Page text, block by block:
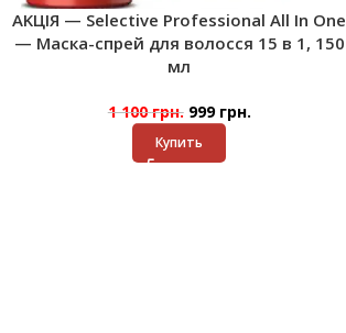
AKЦІЯ — Selective Professional All In One
— Маска-спрей для волосся 15 в 1, 150
мл
1 100грн. 999 грн.
Купить